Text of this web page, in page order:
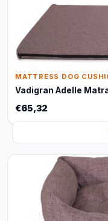
MATTRESS DOG
Vadigran Adelle
€65,32